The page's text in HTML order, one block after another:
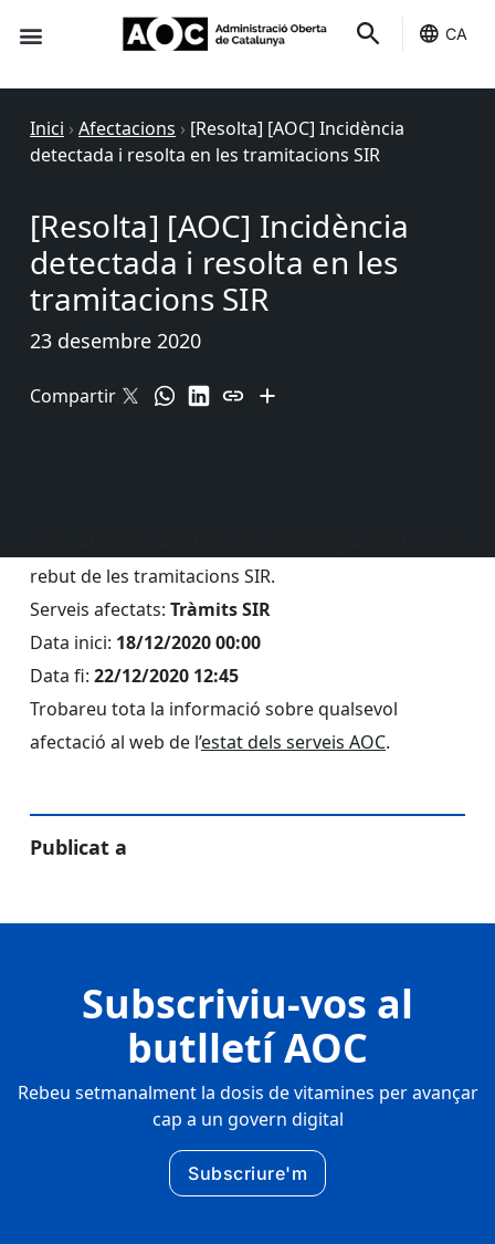
CA
Inici › Afectacions › [Resolta] [AOC] Incidència
detectada i resolta en les tramitacions SIR
[Resolta] [AOC] Incidència
detectada i resolta en les
tramitacions SIR
23 desembre 2020
Compartir
rebut de les tramitacions SIR.
Serveis afectats: Tràmits SIR
Data inici: 18/12/2020 00:00
Data fi: 22/12/2020 12:45
Trobareu tota la informació sobre qualsevol
afectació al web de l’estat dels serveis AOC.
Publicat a
Subscriviu-vos al
butlletí AOC
Rebeu setmanalment la dosis de vitamines per avançar
cap a un govern digital
Subscriure'm